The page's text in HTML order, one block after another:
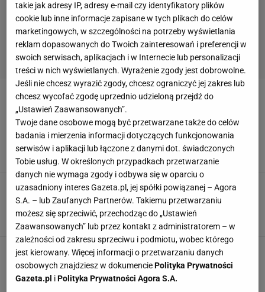
SPOSÓB NA MUSZKI OWOCÓWKI
Weź słoik i kawałek papieru. Muszki owocówki
już się nie wydostaną
JAK SIĘ POZBYĆ MUCH MUSZKI OWOCÓWKI NEWS
Wymieszaj dwa produkty. Muszki owocówki
wpadną jak śliwka w kompot. "Działa cuda"
DOMOWE SPOSOBY DOMOWE SPOSOBY NA MUSZKI OWOCÓWKI
MUSZKI OWOCÓWKI
Muszki owocówki oblegają twoją kuchnię? Weź
przyprawę i zamiast dodać ją do zupy, rozłóż w
mieszkaniu
MUSZKI OWOCÓWKI
PORADY KULINARNE
takie jak adresy IP, adresy e-mail czy identyfikatory plików
cookie lub inne informacje zapisane w tych plikach do celów
marketingowych, w szczególności na potrzeby wyświetlania
reklam dopasowanych do Twoich zainteresowań i preferencji w
swoich serwisach, aplikacjach i w Internecie lub personalizacji
treści w nich wyświetlanych. Wyrażenie zgody jest dobrowolne.
Jeśli nie chcesz wyrazić zgody, chcesz ograniczyć jej zakres lub
chcesz wycofać zgodę uprzednio udzieloną przejdź do
„Ustawień Zaawansowanych”.
Twoje dane osobowe mogą być przetwarzane także do celów
badania i mierzenia informacji dotyczących funkcjonowania
serwisów i aplikacji lub łączone z danymi dot. świadczonych
Tobie usług. W określonych przypadkach przetwarzanie
danych nie wymaga zgody i odbywa się w oparciu o
uzasadniony interes Gazeta.pl, jej spółki powiązanej – Agora
S.A. – lub Zaufanych Partnerów. Takiemu przetwarzaniu
możesz się sprzeciwić, przechodząc do „Ustawień
Zaawansowanych” lub przez kontakt z administratorem – w
zależności od zakresu sprzeciwu i podmiotu, wobec którego
jest kierowany. Więcej informacji o przetwarzaniu danych
osobowych znajdziesz w dokumenciePolityka Prywatności
Gazeta.pl iPolityka Prywatności Agora S.A.